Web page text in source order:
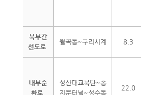
북부간
선도로
월곡동~구리시계 8.3
내부순
환로
성산대교북단~홍
지문터널~성수동
22.0